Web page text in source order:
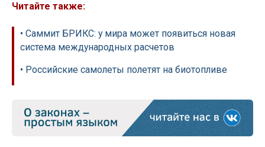
Читайте также:
• Саммит БРИКС: у мира может появиться новая
система международных расчетов
• Российские самолеты полетят на биотопливе